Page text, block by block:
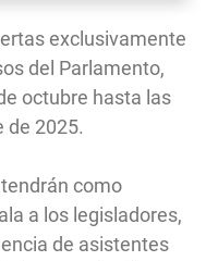
exclusivamente
del Parlamento,
octubre hasta las
de 2025.
como
a los legisladores,
de asistentes